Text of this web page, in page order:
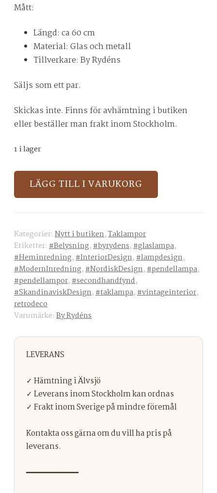
Mått:
Längd: ca 60 cm
Material: Glas och metall
Tillverkare: By Rydéns
Säljs som ett par.
Skickas inte. Finns för avhämtning i butiken
eller beställer man frakt inom Stockholm.
1 i lager
Ett
pendellampor
från
Rydéns
mängd
LÄGG TILL I VARUKORG
Kategorier: Nytt i butiken,Taklampor
Etiketter: #Belysning,#byrydens,#glaslampa,
#Heminredning,#InteriorDesign,#lampdesign,
#ModernInredning,#NordiskDesign,#pendellampa,
#pendellampor,#secondhandfynd,
#SkandinaviskDesign,#taklampa,#vintageinterior,
retrodeco
Varumärke: By Rydéns